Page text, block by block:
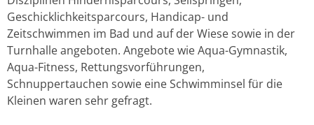
Geschicklichkeitsparcours, Handicap- und
Zeitschwimmen im Bad und auf der Wiese sowie in der
Turnhalle angeboten. Angebote wie Aqua-Gymnastik,
Aqua-Fitness, Rettungsvorführungen,
Schnuppertauchen sowie eine Schwimminsel für die
Kleinen waren sehr gefragt.